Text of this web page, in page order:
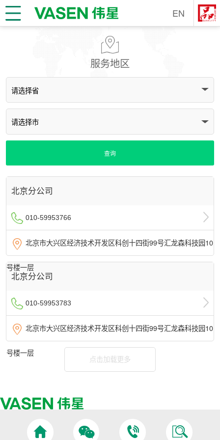
EN
服务地区
北京分公司
010-59953766
北京市大兴区经济技术开发区科创十四街99号汇龙森科技园10
号楼一层
北京分公司
010-59953783
北京市大兴区经济技术开发区科创十四街99号汇龙森科技园10
号楼一层
点击加载更多